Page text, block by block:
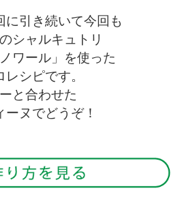
に引き続いて今回も
シャルキュトリ
ワール」を使った
レシピです。
と合わせた
ーヌでどうぞ！